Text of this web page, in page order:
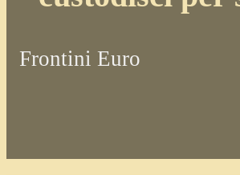
Frontini Euro